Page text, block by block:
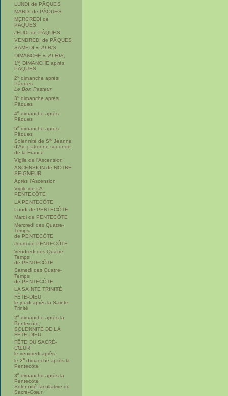
LUNDI de PÂQUES
MARDI de PÂQUES
MERCREDI de
PÂQUES
JEUDI de PÂQUES
VENDREDI de PÂQUES
SAMEDI in ALBIS
DIMANCHE in ALBIS,
1 er DIMANCHE après
PÂQUES
2e dimanche après
Pâques
Le Bon Pasteur
3e dimanche après
Pâques
4e dimanche après
Pâques
5e dimanche après
Pâques
Solennité de Ste Jeanne
d'Arc patronne seconde
de la France
Vigile de l'Ascension
ASCENSION de NOTRE
SEIGNEUR
Après l'Ascension
Vigile de LA
PENTECÔTE
LA PENTECÔTE
Lundi de PENTECÔTE
Mardi de PENTECÔTE
Mercredi des Quatre-
Temps
de PENTECÔTE
Jeudi de PENTECÔTE
Vendredi des Quatre-
Temps
de PENTECÔTE
Samedi des Quatre-
Temps
de PENTECÔTE
LA SAINTE TRINITÉ
FÊTE-DIEU
le jeudi après la Sainte
Trinité
2e dimanche après la
Pentecôte,
SOLENNITÉ DE LA
FÊTE-DIEU
FÊTE DU SACRÉ-
CŒUR
le vendredi après
le 2e dimanche après la
Pentecôte
3e dimanche après la
Pentecôte
Solennité facultative du
Sacré-Cœur